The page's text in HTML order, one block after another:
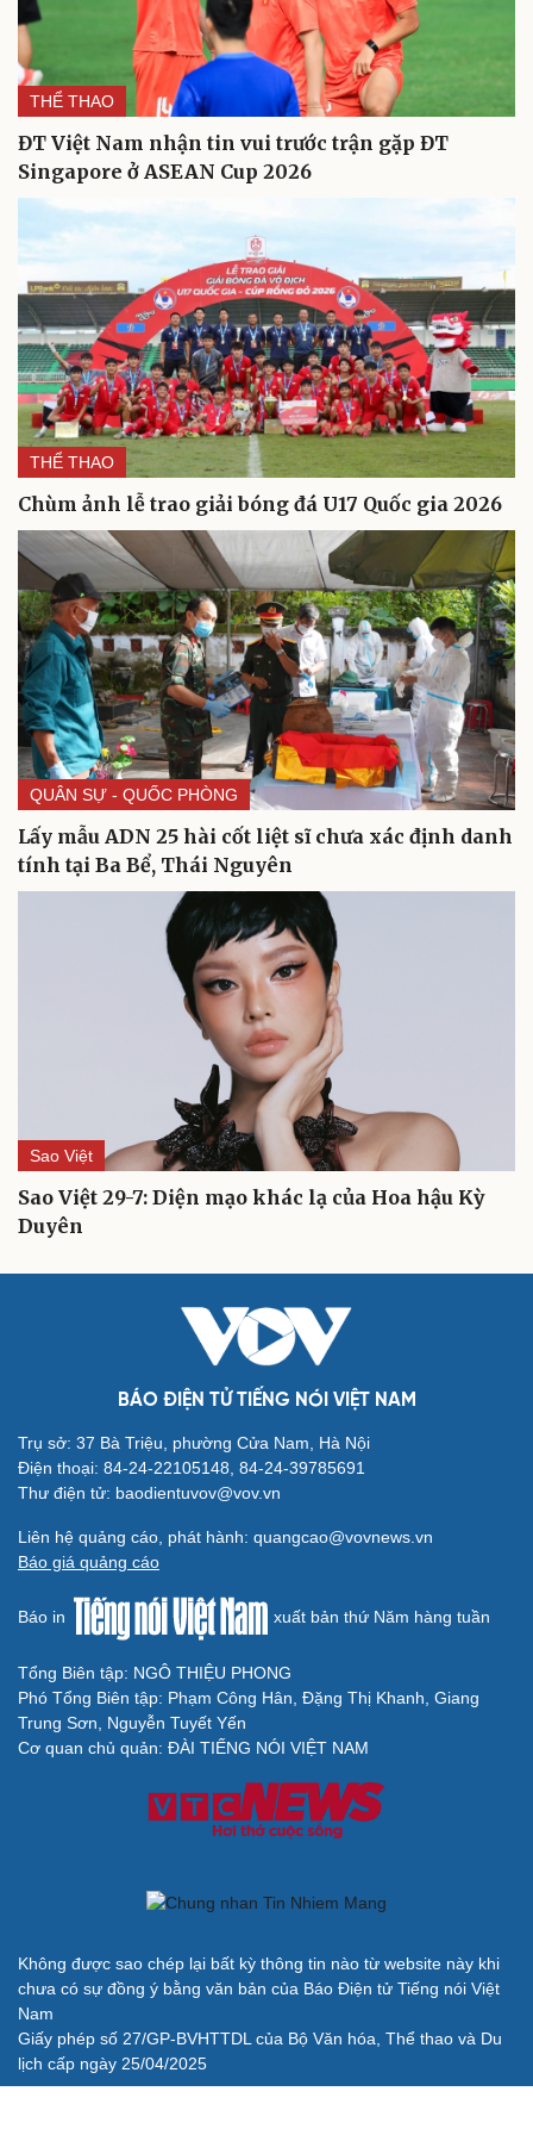
Văn hóa
Sân khấu - Điện ảnh
Văn học
Âm nhạc
Di sản
Giải trí
Nghệ sĩ
Thời trang
Sao Việt
Podcast
Câu chuyện thời sự
Đọc truyện đêm khuya
Cửa sổ tình yêu
Kể chuyện cho bé
Hạt giống tâm hồn
Cải chính
THỂ THAO
ĐT Việt Nam nhận tin vui trước trận gặp ĐT
Singapore ở ASEAN Cup 2026
THỂ THAO
Chùm ảnh lễ trao giải bóng đá U17 Quốc gia 2026
QUÂN SỰ - QUỐC PHÒNG
Lấy mẫu ADN 25 hài cốt liệt sĩ chưa xác định danh
tính tại Ba Bể, Thái Nguyên
Sao Việt
Sao Việt 29-7: Diện mạo khác lạ của Hoa hậu Kỳ
Duyên
BÁO ĐIỆN TỬ TIẾNG NÓI VIỆT NAM
Trụ sở: 37 Bà Triệu, phường Cửa Nam, Hà Nội
Điện thoại: 84-24-22105148, 84-24-39785691
Thư điện tử: baodientuvov@vov.vn
Liên hệ quảng cáo, phát hành: quangcao@vovnews.vn
Báo giá quảng cáo
Báo in xuất bản thứ Năm hàng tuần
Tổng Biên tập: NGÔ THIỆU PHONG
Phó Tổng Biên tập: Phạm Công Hân, Đặng Thị Khanh, Giang
Trung Sơn, Nguyễn Tuyết Yến
Cơ quan chủ quản: ĐÀI TIẾNG NÓI VIỆT NAM
Không được sao chép lại bất kỳ thông tin nào từ website này khi
chưa có sự đồng ý bằng văn bản của Báo Điện tử Tiếng nói Việt
Nam
Giấy phép số 27/GP-BVHTTDL của Bộ Văn hóa, Thể thao và Du
lịch cấp ngày 25/04/2025